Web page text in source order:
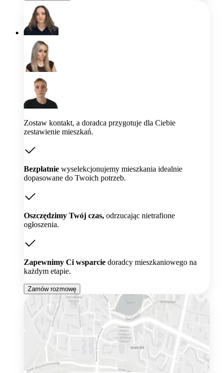
Zostaw kontakt, a doradca przygotuje dla Ciebie
zestawienie mieszkań.
Bezpłatnie wyselekcjonujemy mieszkania idealnie
dopasowane do Twoich potrzeb.
Oszczędzimy Twój czas, odrzucając nietrafione
ogłoszenia.
Zapewnimy Ci wsparcie doradcy mieszkaniowego na
każdym etapie.
Zamów rozmowę